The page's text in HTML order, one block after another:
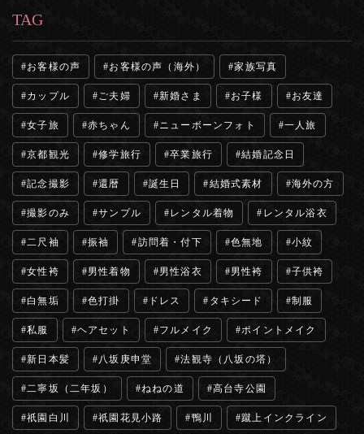
TAG
お客様の声 お客様の声（海外） 家族写真
カップル ご夫婦 新婚さま お子様 お友達
女子旅 赤ちゃん ニューボーンフォト 一人旅
京都観光 修学旅行 卒業旅行 結婚記念日
記念撮影 還暦 誕生日 結婚式素材 海外の方
撮影のみ サンプル レンタル着物 レンタル浴衣
二尺袖 振袖 訪問着・付下 色無地 小紋
女性袴 男性着物 男性浴衣 男性袴 子供袴
白無垢 色打掛 ドレス タキシード 制服
私服 ヘアセット フルメイク ポイントメイク
新日本髪 八坂庚申堂 法観寺（八坂の塔）
二寧坂（二年坂） ねねの道 高台寺公園
祇園白川 祇園花見小路 鴨川 蹴上インクライン